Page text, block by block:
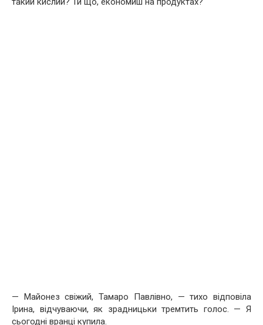
— Майонез свіжий, Тамаро Павлівно, — тихо відповіла
Ірина, відчуваючи, як зрадницьки тремтить голос. — Я
сьогодні вранці купила.